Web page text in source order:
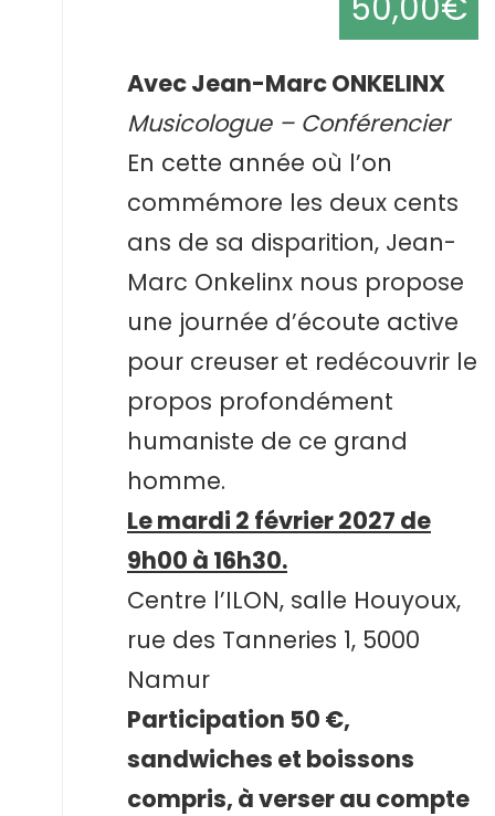
Avec Jean-Marc ONKELINX
Musicologue – Conférencier
En cette année où l’on
commémore les deux cents
ans de sa disparition, Jean-
Marc Onkelinx nous propose
une journée d’écoute active
pour creuser et redécouvrir le
propos profondément
humaniste de ce grand
homme.
Le mardi 2 février 2027 de
9h00 à 16h30.
Centre l’ILON, salle Houyoux,
rue des Tanneries 1, 5000
Namur
Participation 50 €,
sandwiches et boissons
compris, à verser au compte